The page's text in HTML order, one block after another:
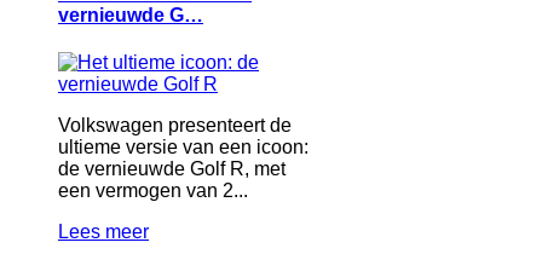
vernieuwde G…
Volkswagen presenteert de
ultieme versie van een icoon:
de vernieuwde Golf R, met
een vermogen van 2...
Lees meer